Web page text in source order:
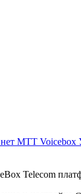
МТТ Voicebox
Telecom